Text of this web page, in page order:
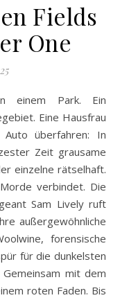
Fields
One
Eine Hausfrau
überfahren: In
Zeit grausame
einzelne rätselhaft.
verbindet. Die
Sam Lively ruft
außergewöhnliche
forensische
für die dunkelsten
mit dem
roten Faden. Bis